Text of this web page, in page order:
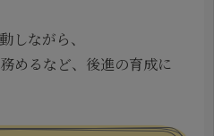
しながら、
めるなど、後進の育成に